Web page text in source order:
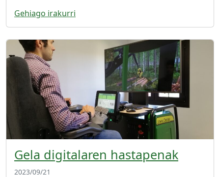
Gehiago irakurri
Gela digitalaren hastapenak
2023/09/21